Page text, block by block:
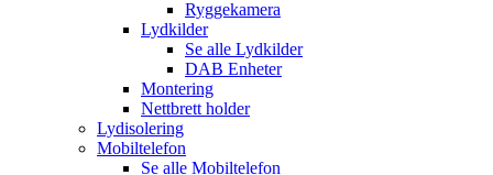
Ryggekamera
Lydkilder
Se alle Lydkilder
DAB Enheter
Montering
Nettbrett holder
Lydisolering
Mobiltelefon
Se alle Mobiltelefon